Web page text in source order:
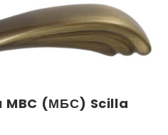
MBC (МБС) Scilla